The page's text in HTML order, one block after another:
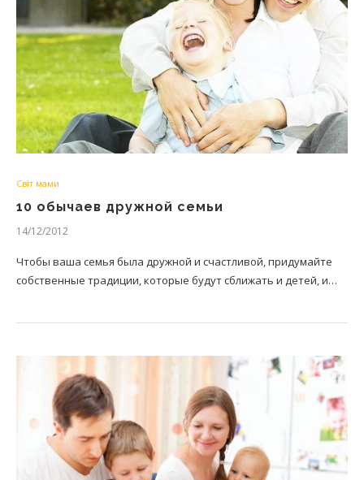
Світ мами
10 обычаев дружной семьи
14/12/2012
Чтобы ваша семья была дружной и счастливой, придумайте
собственные традиции, которые будут сближать и детей, и…